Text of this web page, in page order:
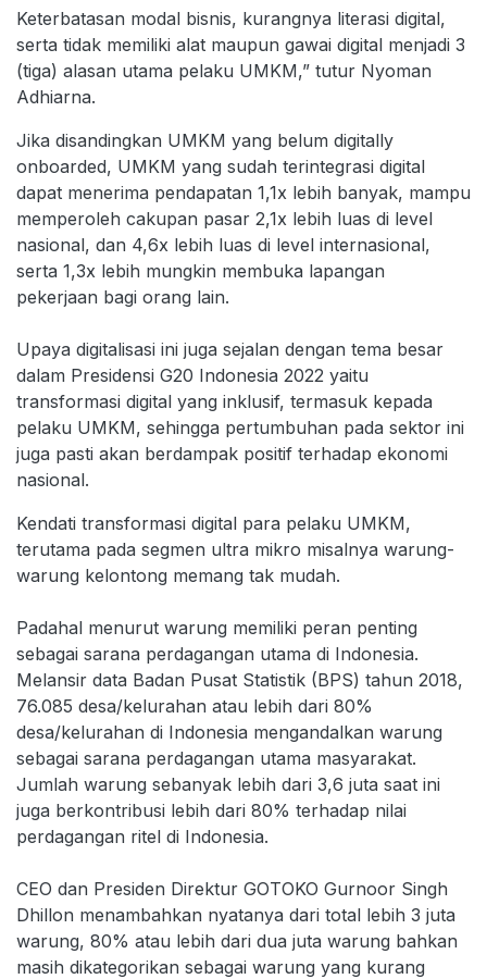
Keterbatasan modal bisnis, kurangnya literasi digital,
serta tidak memiliki alat maupun gawai digital menjadi 3
(tiga) alasan utama pelaku UMKM,” tutur Nyoman
Adhiarna.
Jika disandingkan UMKM yang belum digitally
onboarded, UMKM yang sudah terintegrasi digital
dapat menerima pendapatan 1,1x lebih banyak, mampu
memperoleh cakupan pasar 2,1x lebih luas di level
nasional, dan 4,6x lebih luas di level internasional,
serta 1,3x lebih mungkin membuka lapangan
pekerjaan bagi orang lain.
Upaya digitalisasi ini juga sejalan dengan tema besar
dalam Presidensi G20 Indonesia 2022 yaitu
transformasi digital yang inklusif, termasuk kepada
pelaku UMKM, sehingga pertumbuhan pada sektor ini
juga pasti akan berdampak positif terhadap ekonomi
nasional.
Kendati transformasi digital para pelaku UMKM,
terutama pada segmen ultra mikro misalnya warung-
warung kelontong memang tak mudah.
Padahal menurut warung memiliki peran penting
sebagai sarana perdagangan utama di Indonesia.
Melansir data Badan Pusat Statistik (BPS) tahun 2018,
76.085 desa/kelurahan atau lebih dari 80%
desa/kelurahan di Indonesia mengandalkan warung
sebagai sarana perdagangan utama masyarakat.
Jumlah warung sebanyak lebih dari 3,6 juta saat ini
juga berkontribusi lebih dari 80% terhadap nilai
perdagangan ritel di Indonesia.
CEO dan Presiden Direktur GOTOKO Gurnoor Singh
Dhillon menambahkan nyatanya dari total lebih 3 juta
warung, 80% atau lebih dari dua juta warung bahkan
masih dikategorikan sebagai warung yang kurang